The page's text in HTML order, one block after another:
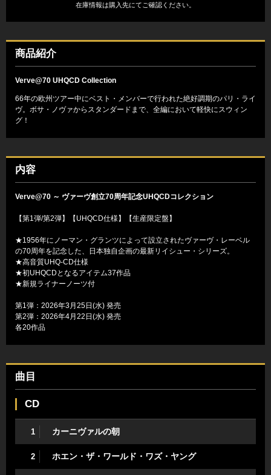
在庫情報は購入先にてご確認ください。
商品紹介
Verve@70 UHQCD Collection
66年の欧州ツアー中にベスト・メンバーで行われた絶好調期のパリ・ライ
ヴ。ボサ・ノヴァからスタンダードまで、全編において軽快にスウィン
グ！
内容
Verve@70 ～ ヴァーヴ創立70周年記念UHQCDコレクション
【第1弾/第2弾】【UHQCD仕様】【生産限定盤】
★1956年にノーマン・グランツによって設立されたヴァーヴ・レーベル
の70周年を記念した、日本独自企画の最新リイシュー・シリーズ。
★高音質UHQ-CD仕様
★初UHQCDとなるアイテム37作品
★新規ライナーノーツ付
第1弾：2026年3月25日(水) 発売
第2弾：2026年4月22日(水) 発売
各20作品
曲目
CD
1 カーニヴァルの朝
2 ホエン・ザ・ワールド・ワズ・ヤング